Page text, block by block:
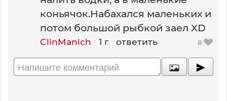
коньячок.Набахался маленьких и
потом большой рыбкой заел XD
ClinManich 1 г ответить 8